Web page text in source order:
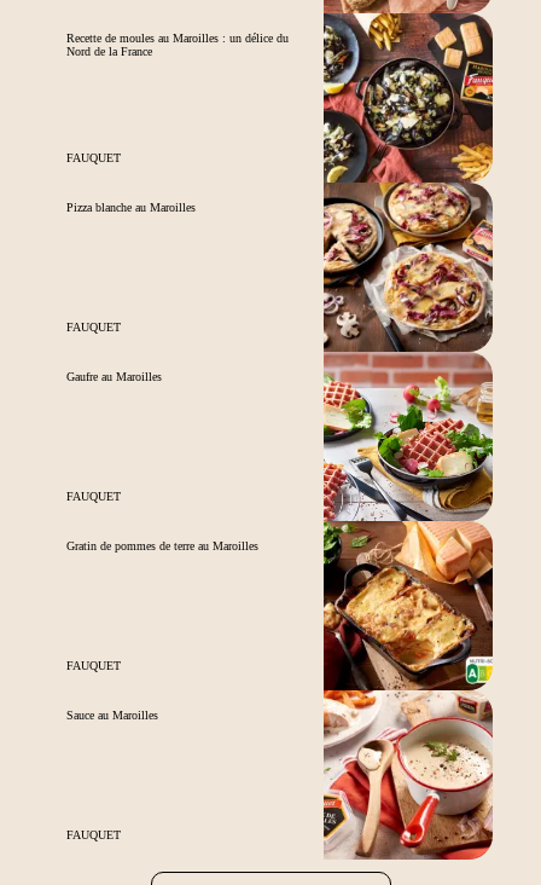
Recette de moules au Maroilles : un délice du
Nord de la France
FAUQUET
Pizza blanche au Maroilles
FAUQUET
Gaufre au Maroilles
FAUQUET
Gratin de pommes de terre au Maroilles
FAUQUET
Sauce au Maroilles
FAUQUET